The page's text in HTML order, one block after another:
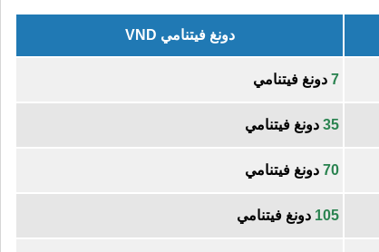
دونغ فيتنامي VND
7 دونغ فيتنامي
35 دونغ فيتنامي
70 دونغ فيتنامي
105 دونغ فيتنامي